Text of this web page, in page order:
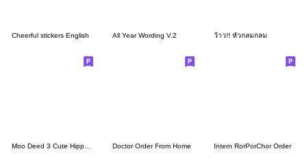
Cheerful stickers English All Year Wording V.2 ว้าว!! หัวกลมกลม
Doctor Order From Home Intern RorPorChor Order